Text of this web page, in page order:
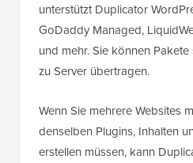
unterstützt Duplicator
GoDaddy Managed,
und mehr. Sie können
zu Server übertragen.
Wenn Sie mehrere Websites
denselben Plugins, Inhalten
erstellen müssen, kann